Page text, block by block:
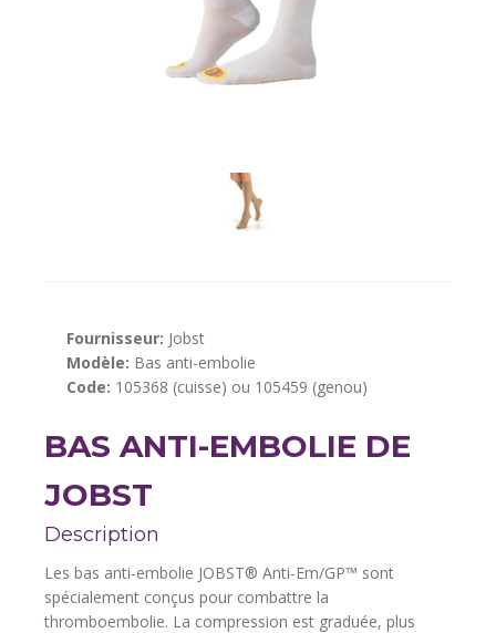
Fournisseur: Jobst
Modèle: Bas anti-embolie
Code: 105368 (cuisse) ou 105459 (genou)
BAS ANTI-EMBOLIE DE
JOBST
Description
Les bas anti-embolie JOBST® Anti-Em/GP™ sont
spécialement conçus pour combattre la
thromboembolie. La compression est graduée, plus